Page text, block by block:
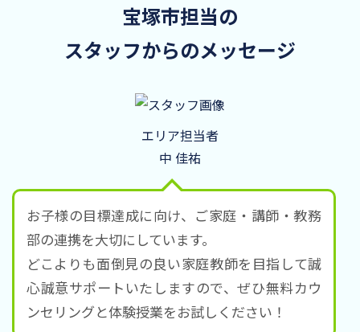
宝塚市担当の
スタッフからのメッセージ
エリア担当者
中 佳祐
お子様の目標達成に向け、ご家庭・講師・教務
部の連携を大切にしています。
どこよりも面倒見の良い家庭教師を目指して誠
心誠意サポートいたしますので、ぜひ無料カウ
ンセリングと体験授業をお試しください！